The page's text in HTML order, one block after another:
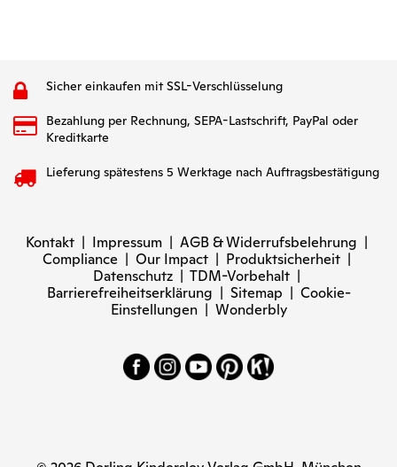
Sicher einkaufen mit SSL-Verschlüsselung
Bezahlung per Rechnung, SEPA-Lastschrift, PayPal oder
Kreditkarte
Lieferung spätestens 5 Werktage nach Auftragsbestätigung
Kontakt | Impressum | AGB & Widerrufsbelehrung |
Compliance | Our Impact | Produktsicherheit |
Datenschutz | TDM-Vorbehalt |
Barrierefreiheitserklärung | Sitemap | Cookie-
Einstellungen| Wonderbly